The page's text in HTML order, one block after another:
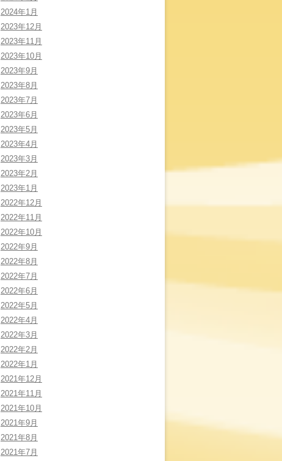
2024年1月
2023年12月
2023年11月
2023年10月
2023年9月
2023年8月
2023年7月
2023年6月
2023年5月
2023年4月
2023年3月
2023年2月
2023年1月
2022年12月
2022年11月
2022年10月
2022年9月
2022年8月
2022年7月
2022年6月
2022年5月
2022年4月
2022年3月
2022年2月
2022年1月
2021年12月
2021年11月
2021年10月
2021年9月
2021年8月
2021年7月